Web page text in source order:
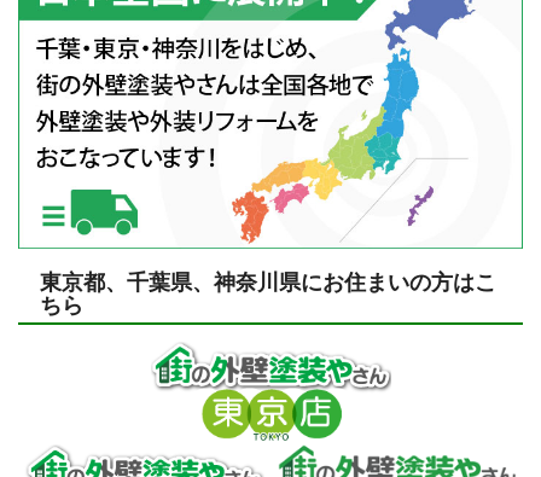
東京都、千葉県、神奈川県にお住まいの方はこ
ちら